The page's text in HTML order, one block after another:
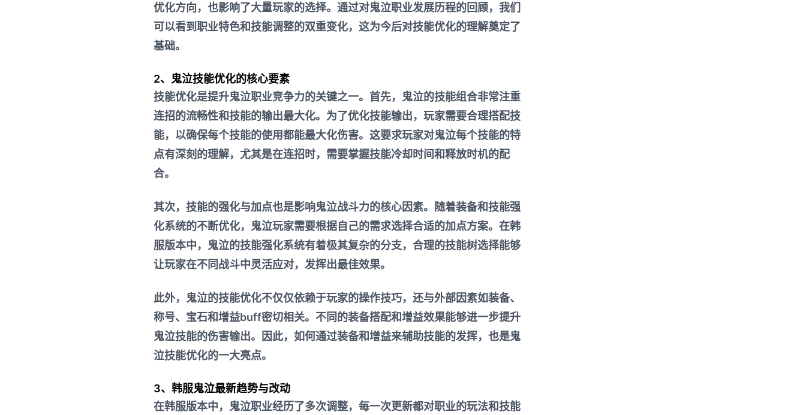
优化方向，也影响了大量玩家的选择。通过对鬼泣职业发展历程的回顾，我们
可以看到职业特色和技能调整的双重变化，这为今后对技能优化的理解奠定了
基础。
2、鬼泣技能优化的核心要素
技能优化是提升鬼泣职业竞争力的关键之一。首先，鬼泣的技能组合非常注重
连招的流畅性和技能的输出最大化。为了优化技能输出，玩家需要合理搭配技
能，以确保每个技能的使用都能最大化伤害。这要求玩家对鬼泣每个技能的特
点有深刻的理解，尤其是在连招时，需要掌握技能冷却时间和释放时机的配
合。
其次，技能的强化与加点也是影响鬼泣战斗力的核心因素。随着装备和技能强
化系统的不断优化，鬼泣玩家需要根据自己的需求选择合适的加点方案。在韩
服版本中，鬼泣的技能强化系统有着极其复杂的分支，合理的技能树选择能够
让玩家在不同战斗中灵活应对，发挥出最佳效果。
此外，鬼泣的技能优化不仅仅依赖于玩家的操作技巧，还与外部因素如装备、
称号、宝石和增益buff密切相关。不同的装备搭配和增益效果能够进一步提升
鬼泣技能的伤害输出。因此，如何通过装备和增益来辅助技能的发挥，也是鬼
泣技能优化的一大亮点。
3、韩服鬼泣最新趋势与改动
在韩服版本中，鬼泣职业经历了多次调整，每一次更新都对职业的玩法和技能